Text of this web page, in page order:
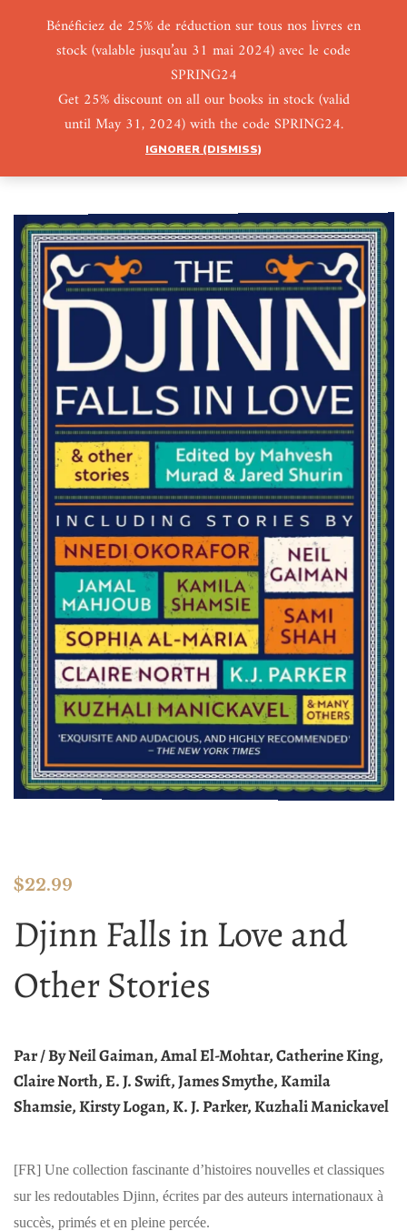
Bénéficiez de 25% de réduction sur tous nos livres en
stock (valable jusqu’au 31 mai 2024) avec le code
SPRING24
Get 25% discount on all our books in stock (valid
until May 31, 2024) with the code SPRING24.
IGNORER (DISMISS)
0 0
$22.99
Djinn Falls in Love and
Other Stories
Par / By Neil Gaiman, Amal El-Mohtar, Catherine King,
Claire North, E. J. Swift, James Smythe, Kamila
Shamsie, Kirsty Logan, K. J. Parker, Kuzhali Manickavel
[FR] Une collection fascinante d’histoires nouvelles et classiques
sur les redoutables Djinn, écrites par des auteurs internationaux à
succès, primés et en pleine percée.